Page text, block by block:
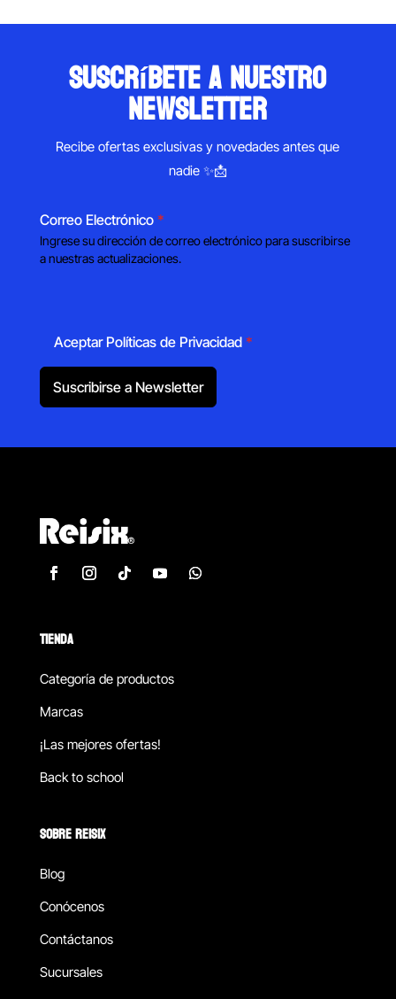
suscríbete a nuestro
newsletter
Recibe ofertas exclusivas y novedades antes que
nadie ✨📩
Correo Electrónico *
Ingrese su dirección de correo electrónico para suscribirse
a nuestras actualizaciones.
Aceptar Políticas de Privacidad *
Suscribirse a Newsletter
TIENDA
Categoría de productos
Marcas
¡Las mejores ofertas!
Back to school
SOBRE REISIX
Blog
Conócenos
Contáctanos
Sucursales